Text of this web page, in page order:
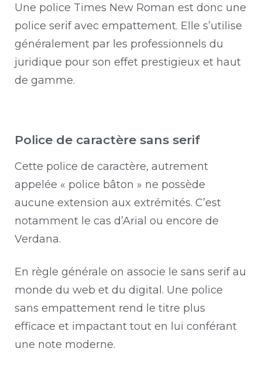
Une police Times New Roman est donc une
police serif avec empattement. Elle s’utilise
généralement par les professionnels du
juridique pour son effet prestigieux et haut
de gamme.
Police de caractère sans serif
Cette police de caractère, autrement
appelée « police bâton » ne possède
aucune extension aux extrémités. C’est
notamment le cas d’Arial ou encore de
Verdana.
En règle générale on associe le sans serif au
monde du web et du digital. Une police
sans empattement rend le titre plus
efficace et impactant tout en lui conférant
une note moderne.